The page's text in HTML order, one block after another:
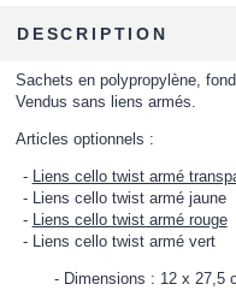
DESCRIPTION
Sachets en polypropylène,
Vendus sans liens armés.
Articles optionnels :
Liens cello twist armé
Liens cello twist armé jaune
Liens cello twist armé rouge
Liens cello twist armé vert
Dimensions : 12 x 27,5